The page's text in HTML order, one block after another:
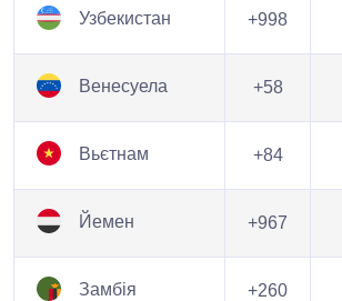
Узбекистан +998
Венесуела +58
Вьєтнам +84
Йемен +967
Замбія +260